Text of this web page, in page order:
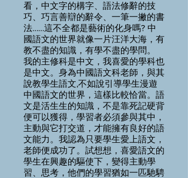
看，中文字的構字、語法修辭的技
巧、巧言善辯的辭令、一筆一撇的書
法……這不全都是藝術的化身嗎? 中
國語文的世界就像一片汪洋大海，有
教不盡的知識，有學不盡的學問。
我的主修科是中文，我喜愛的學科也
是中文。身為中國語文科老師，與其
說教學生語文,不如說引導學生漫遊
中國語文的世界，這樣比較恰當。語
文是活生生的知識，不是靠死記硬背
便可以獲得，學習者必須參與其中，
主動與它打交道，才能擁有良好的語
文能力。我認為只要學生愛上語文，
老師便成功了。試想想，喜愛語文的
學生在興趣的驅使下，變得主動學
習、思考，他們的學習猶如一匹馳騁